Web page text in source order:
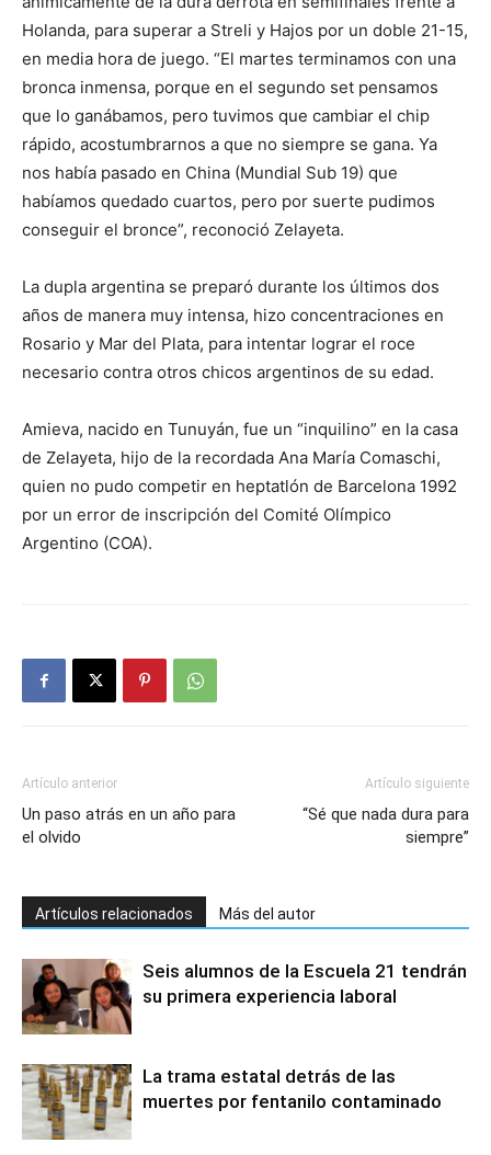
Holanda, para superar a Streli y Hajos por un doble 21-15,
en media hora de juego. “El martes terminamos con una
bronca inmensa, porque en el segundo set pensamos
que lo ganábamos, pero tuvimos que cambiar el chip
rápido, acostumbrarnos a que no siempre se gana. Ya
nos había pasado en China (Mundial Sub 19) que
habíamos quedado cuartos, pero por suerte pudimos
conseguir el bronce”, reconoció Zelayeta.
La dupla argentina se preparó durante los últimos dos
años de manera muy intensa, hizo concentraciones en
Rosario y Mar del Plata, para intentar lograr el roce
necesario contra otros chicos argentinos de su edad.
Amieva, nacido en Tunuyán, fue un “inquilino” en la casa
de Zelayeta, hijo de la recordada Ana María Comaschi,
quien no pudo competir en heptatlón de Barcelona 1992
por un error de inscripción del Comité Olímpico
Argentino (COA).
Artículo anterior
Un paso atrás en un año para
el olvido
Artículo siguiente
“Sé que nada dura para
siempre”
Artículos relacionados Más del autor
Seis alumnos de la Escuela 21 tendrán
su primera experiencia laboral
La trama estatal detrás de las
muertes por fentanilo contaminado